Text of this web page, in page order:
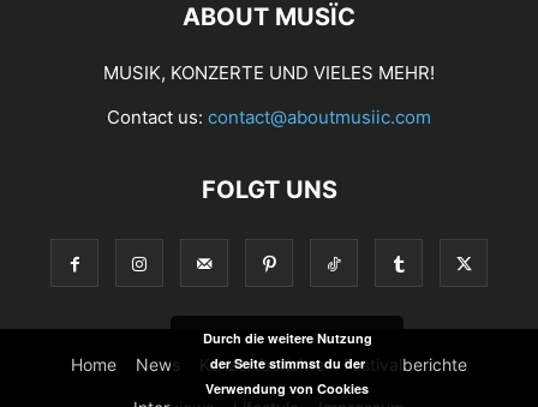
ABOUT MUSÏC
MUSIK, KONZERTE UND VIELES MEHR!
Contact us: contact@aboutmusiic.com
FOLGT UNS
Home News Konzertberichte Festivalberichte
Durch die weitere Nutzung
der Seite stimmst du der
Verwendung von Cookies